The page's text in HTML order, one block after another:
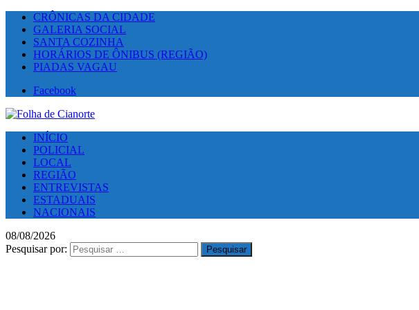
CRÔNICAS DA CIDADE
GALERIA SOCIAL
SANTA COZINHA
HORÁRIOS DE ÔNIBUS (REGIÃO)
PIADAS VAGAU
Facebook
INÍCIO
POLICIAL
LOCAL
REGIÃO
ENTREVISTAS
ESTADUAIS
NACIONAIS
08/08/2026
Pesquisar por: